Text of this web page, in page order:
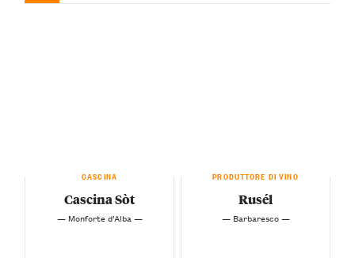
CASCINA
Cascina Sòt
— Monforte d’Alba —
PRODUTTORE DI VINO
Rusél
— Barbaresco —